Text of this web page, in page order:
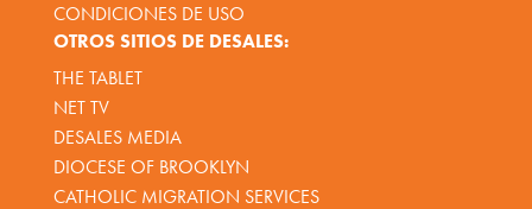
CONDICIONES DE USO
OTROS SITIOS DE DESALES:
THE TABLET
NET TV
DESALES MEDIA
DIOCESE OF BROOKLYN
CATHOLIC MIGRATION SERVICES